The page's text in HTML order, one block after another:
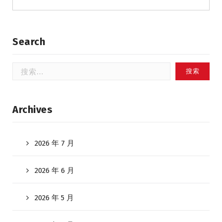
Search
索：
Archives
2026 年 7 月
2026 年 6 月
2026 年 5 月